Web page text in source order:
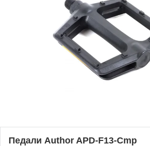
Педали Author APD-F13-Cmp